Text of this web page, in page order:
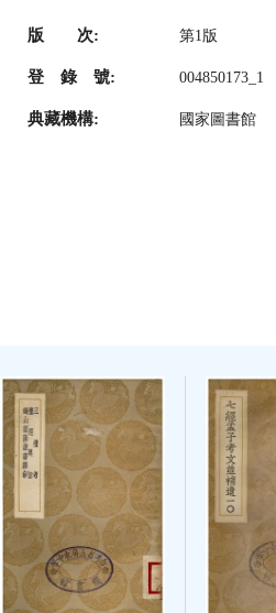
版 次: 第1版
登 錄 號: 004850173_1
典藏機構: 國家圖書館